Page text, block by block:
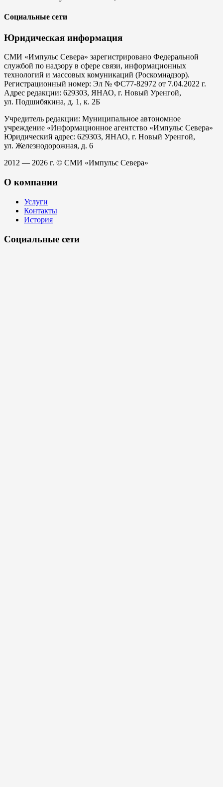
Социальные сети
Юридическая информация
СМИ «Импульс Севера» зарегистрировано Федеральной
службой по надзору в сфере связи, информационных
технологий и массовых комуникаций (Роскомнадзор).
Регистрационный номер: Эл № ФС77-82972 от 7.04.2022 г.
Адрес редакции: 629303, ЯНАО, г. Новый Уренгой,
ул. Подшибякина, д. 1, к. 2Б
Учредитель редакции: Муниципальное автономное
учреждение «Информационное агентство «Импульс Севера»
Юридический адрес: 629303, ЯНАО, г. Новый Уренгой,
ул. Железнодорожная, д. 6
2012 — 2026 г. © СМИ «Импульс Севера»
О компании
Услуги
Контакты
История
Социальные сети